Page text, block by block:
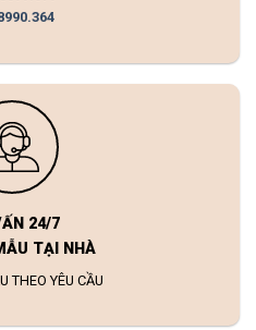
24/7
TẠI NHÀ
THEO YÊU CẦU